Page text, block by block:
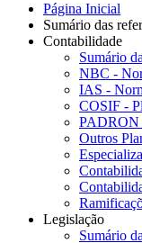
Página Inicial
Sumário das
Contabilidade
Sumário
NBC -
IAS -
COSIF -
PADRON
Outros
Legislação
Sumário